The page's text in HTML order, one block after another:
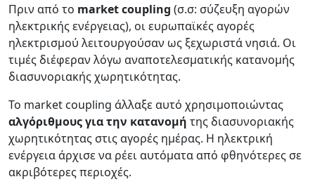
Πριν από το market coupling (σ.σ: σύζευξη αγορών
ηλεκτρικής ενέργειας), οι ευρωπαϊκές αγορές
ηλεκτρισμού λειτουργούσαν ως ξεχωριστά νησιά. Οι
τιμές διέφεραν λόγω αναποτελεσματικής κατανομής
διασυνοριακής χωρητικότητας.
Το market coupling άλλαξε αυτό χρησιμοποιώντας
αλγόριθμους για την κατανομή της διασυνοριακής
χωρητικότητας στις αγορές ημέρας. Η ηλεκτρική
ενέργεια άρχισε να ρέει αυτόματα από φθηνότερες σε
ακριβότερες περιοχές.